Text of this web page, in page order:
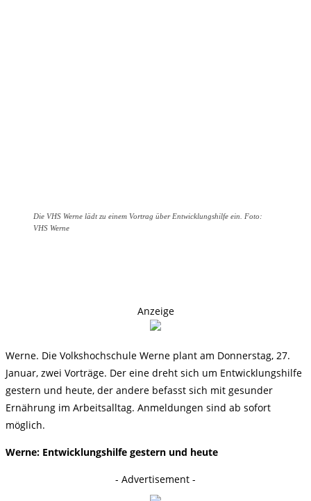
Die VHS Werne lädt zu einem Vortrag über Entwicklungshilfe ein. Foto:
VHS Werne
Anzeige
Werne. Die Volkshochschule Werne plant am Donnerstag, 27.
Januar, zwei Vorträge. Der eine dreht sich um Entwicklungshilfe
gestern und heute, der andere befasst sich mit gesunder
Ernährung im Arbeitsalltag. Anmeldungen sind ab sofort
möglich.
Werne: Entwicklungshilfe gestern und heute
- Advertisement -